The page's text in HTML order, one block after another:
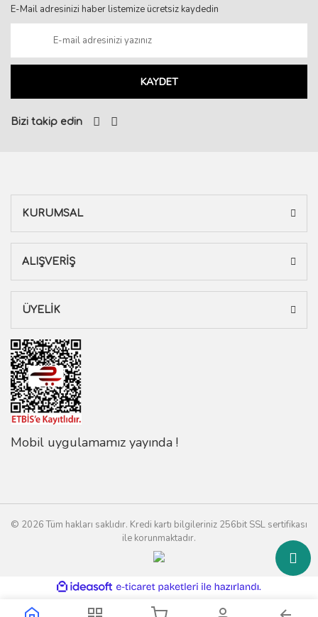
E-Mail adresinizi haber listemize ücretsiz kaydedin
KAYDET
Bizi takip edin
KURUMSAL
ALIŞVERİŞ
ÜYELİK
Mobil uygulamamız yayında !
© 2026 Tüm hakları saklıdır. Kredi kartı bilgileriniz 256bit SSL sertifikası
ile korunmaktadır.
ideasoft
e-
paketleri